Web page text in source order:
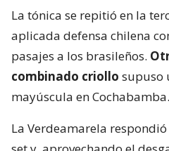
La tónica se repitió en la
aplicada defensa chilena
pasajes a los brasileños.
combinado criollo supuso
mayúscula en Cochabamba.
La Verdeamarela